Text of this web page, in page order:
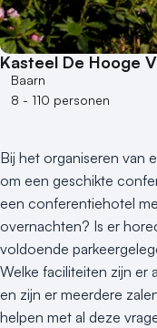
Kasteel De Hooge
Baarn
8 - 110 personen
Bij het organiseren van
om een geschikte
een conferentiehotel
overnachten? Is er
voldoende
Welke faciliteiten zijn er
en zijn er meerdere
helpen met al deze